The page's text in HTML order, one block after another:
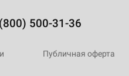
500-31-36
Публичная оферта